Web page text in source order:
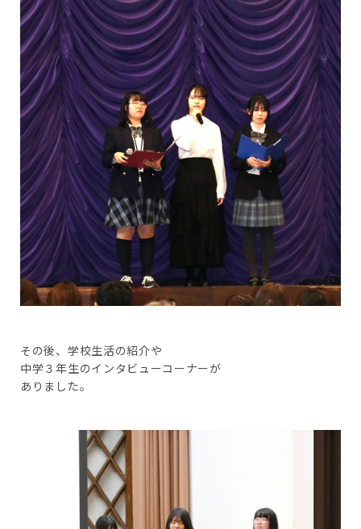
その後、学校生活の紹介や
中学３年生のインタビューコーナーが
ありました。